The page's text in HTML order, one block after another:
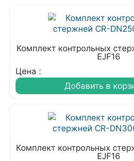
Комплект контрольных
EJF16
Цена :
Добавить в
Комплект контрольных
EJF16